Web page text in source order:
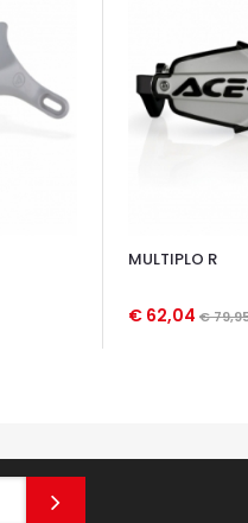
MULTIPLO R
€ 62,04 €